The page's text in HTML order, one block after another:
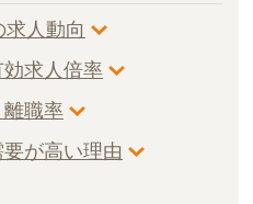
人動向
求人倍率
職率
が高い理由